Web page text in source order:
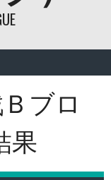
ブロ
果